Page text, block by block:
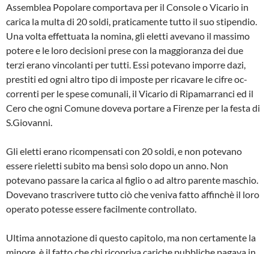
Assemblea Popolare comportava per il Console o Vicario in
cari­ca la multa di 20 soldi, praticamente tutto il suo stipendio.
Una volta effettuata la no­mina, gli eletti avevano il massimo
potere e le loro decisioni prese con la maggioran­za dei due
terzi erano vincolanti per tutti. Es­si potevano imporre dazi,
prestiti ed ogni al­tro tipo di imposte per ricavare le cifre oc­
correnti per le spese comunali, il Vicario di Ripamarranci ed il
Cero che ogni Comune doveva portare a Firenze per la festa di
S.Giovanni.
Gli eletti erano ricompensati con 20 sol­di, e non potevano
essere rieletti subito ma bensì solo dopo un anno. Non
potevano pas­sare la carica al figlio o ad altro parente ma­schio.
Dovevano trascrivere tutto ciò che ve­niva fatto affinchè il loro
operato potesse es­sere facilmente controllato.
Ultima annotazione di questo capitolo, ma non certamente la